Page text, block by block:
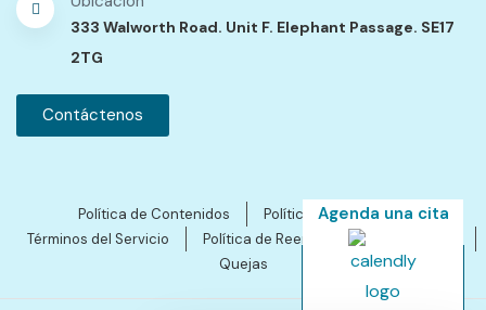
333 Walworth Road. Unit F. Elephant Passage. SE17
2TG
Contáctenos
Política de Contenidos
Política de Privacidad
Términos del Servicio
Política de Reembolsos y Cancelación
Quejas
Agenda una cita